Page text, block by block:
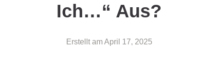
Ich…“ Aus?
Erstellt am April 17, 2025